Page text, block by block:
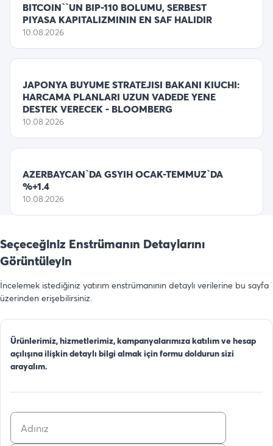
BITCOIN``UN BIP-110 BOLUMU, SERBEST
PIYASA KAPITALIZMININ EN SAF HALIDIR
10.08.2026
JAPONYA BUYUME STRATEJISI BAKANI KIUCHI:
HARCAMA PLANLARI UZUN VADEDE YENE
DESTEK VERECEK - BLOOMBERG
10.08.2026
AZERBAYCAN`DA GSYIH OCAK-TEMMUZ`DA
%+1.4
10.08.2026
Seçeceğiniz Enstrümanın Detaylarını
Görüntüleyin
İncelemek istediğiniz yatırım enstrümanının detaylı verilerine bu sayfa
üzerinden erişebilirsiniz.
Ürünlerimiz, hizmetlerimiz, kampanyalarımıza katılım ve hesap
açılışına ilişkin detaylı bilgi almak için formu doldurun sizi
arayalım.